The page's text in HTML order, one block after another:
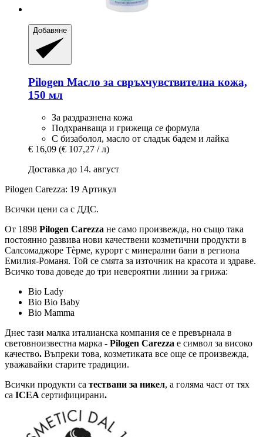
Добавяне
Pilogen Масло за свръхчувствителна кожа,
150 мл
За раздразнена кожа
Подхранваща и грижеща се формула
С бизаболол, масло от сладък бадем и лайка
€ 16,09 (€ 107,27 / л)
Доставка до 14. август
Pilogen Carezza: 19 Артикул
Всички цени са с ДДС.
От 1898 Pilogen Carezza не само произвежда, но също така
постоянно развива нови качествени козметични продукти в
Салсомаджо̀ре Тѐрме, курорт с минерални бани в региона
Емилия-Романя. Той се смята за източник на красота и здраве.
Всичко това доведе до три невероятни линии за грижа:
Bio Lady
Bio Bio Baby
Bio Mamma
Днес тази малка италианска компания се е превърнала в
световноизвестна марка - Pilogen Carezza е символ за високо
качество. Въпреки това, козметиката все още се произвежда,
уважавайки старите традиции.
Всички продукти са тествани за никел, а голяма част от тях
са ICEA сертифицирани.